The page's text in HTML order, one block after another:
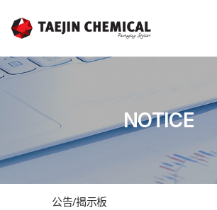
NOTICE
公告/揭示板